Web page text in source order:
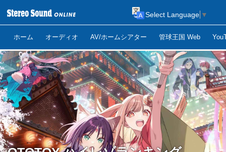
ホーム オーディオ AV/ホームシアター 管球王国 Web
Select Language ▼